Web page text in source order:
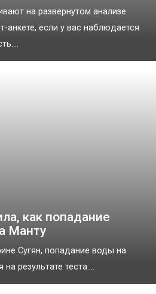
на развёрнутом анализе
анкете, если у вас наблюдается
как попадание
Манту
Сугян, попадание воды на
результате теста....